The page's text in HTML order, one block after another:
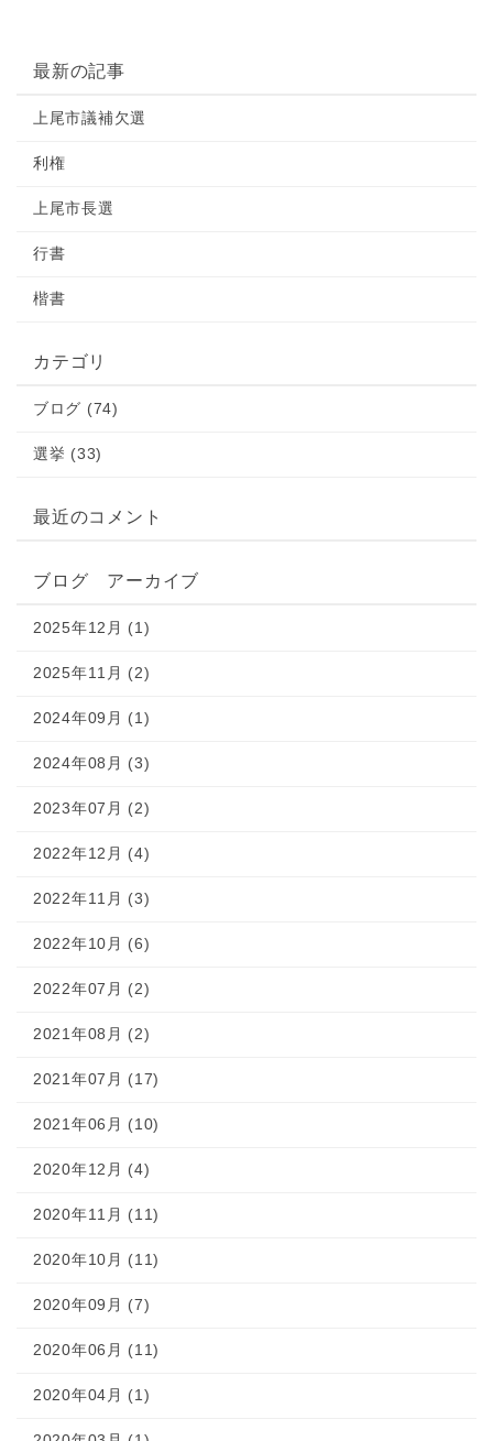
最新の記事
上尾市議補欠選
利権
上尾市長選
行書
楷書
カテゴリ
ブログ (74)
選挙 (33)
最近のコメント
ブログ アーカイブ
2025年12月 (1)
2025年11月 (2)
2024年09月 (1)
2024年08月 (3)
2023年07月 (2)
2022年12月 (4)
2022年11月 (3)
2022年10月 (6)
2022年07月 (2)
2021年08月 (2)
2021年07月 (17)
2021年06月 (10)
2020年12月 (4)
2020年11月 (11)
2020年10月 (11)
2020年09月 (7)
2020年06月 (11)
2020年04月 (1)